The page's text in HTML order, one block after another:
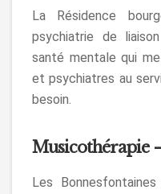
La Résidence
psychiatrie de
santé mentale qui
et psychiatres au
besoin.
Musicothérapie
Les